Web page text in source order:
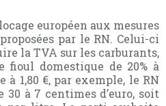
européen aux mesures
par le RN. Celui-ci
la TVA sur les carburants,
domestique de 20% à
à 1,80 €, par exemple, le RN
30 à 7 centimes d’euro, soit